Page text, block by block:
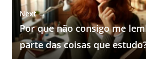
Next →
Por que não consigo me
parte das coisas que